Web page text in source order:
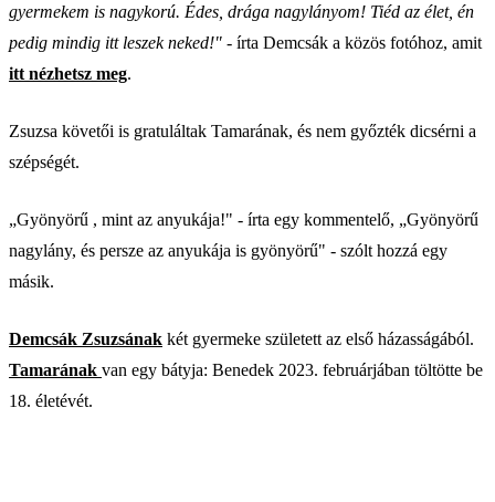
gyermekem is nagykorú. Édes, drága nagylányom! Tiéd az élet, én
pedig mindig itt leszek neked!" - írta Demcsák a közös fotóhoz, amit
itt nézhetsz meg.
Zsuzsa követői is gratuláltak Tamarának, és nem győzték dicsérni a
szépségét.
„Gyönyörű , mint az anyukája!" - írta egy kommentelő, „Gyönyörű
nagylány, és persze az anyukája is gyönyörű" - szólt hozzá egy
másik.
Demcsák Zsuzsának két gyermeke született az első házasságából.
Tamarának van egy bátyja: Benedek 2023. februárjában töltötte be
18. életévét.